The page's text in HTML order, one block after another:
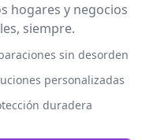
hogares y negocios
siempre.
sin desorden
personalizadas
duradera